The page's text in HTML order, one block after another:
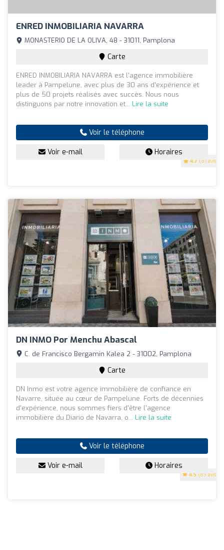
ENRED INMOBILIARIA NAVARRA
4.7 (81 avis)
MONASTERIO DE LA OLIVA, 48 - 31011, Pamplona
Carte
ENRED INMOBILIARIA NAVARRA est l'agence immobilière
leader à Pampelune, avec plus de 30 ans d'expérience et
plus de 50 projets réalisés avec succès. Nous nous
distinguons par notre innovation et... Lire la suite
Voir le téléphone
Voir e-mail Horaires
DN INMO Por Menchu Abascal
4.5 (83 avis)
C. de Francisco Bergamin Kalea 2 - 31002, Pamplona
Carte
DN Inmo est votre agence immobilière de confiance en
Navarre, située au cœur de Pampelune. Forts de décennies
d'expérience, nous sommes fiers d'être l'agence
immobilière du Diario de Navarra, o... Lire la suite
Voir le téléphone
Voir e-mail Horaires